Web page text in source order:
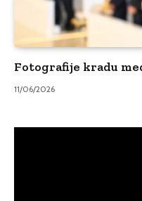
Fotografije kradu
11/06/2026